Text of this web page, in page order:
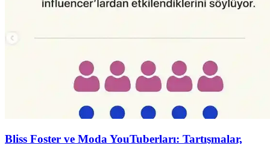
Bliss Foster ve Moda YouTuberları: Tartışmalar,